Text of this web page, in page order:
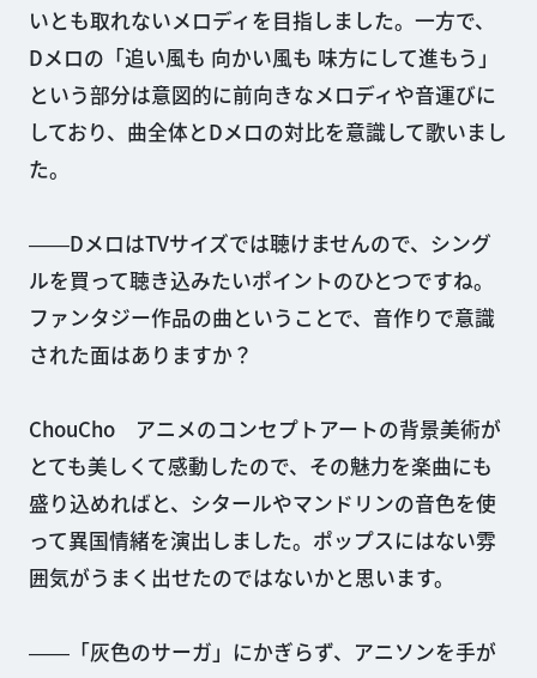
いとも取れないメロディを目指しました。一方で、
Dメロの「追い風も 向かい風も 味方にして進もう」
という部分は意図的に前向きなメロディや音運びに
しており、曲全体とDメロの対比を意識して歌いまし
た。
――DメロはTVサイズでは聴けませんので、シング
ルを買って聴き込みたいポイントのひとつですね。
ファンタジー作品の曲ということで、音作りで意識
された面はありますか？
ChouCho アニメのコンセプトアートの背景美術が
とても美しくて感動したので、その魅力を楽曲にも
盛り込めればと、シタールやマンドリンの音色を使
って異国情緒を演出しました。ポップスにはない雰
囲気がうまく出せたのではないかと思います。
――「灰色のサーガ」にかぎらず、アニソンを手が